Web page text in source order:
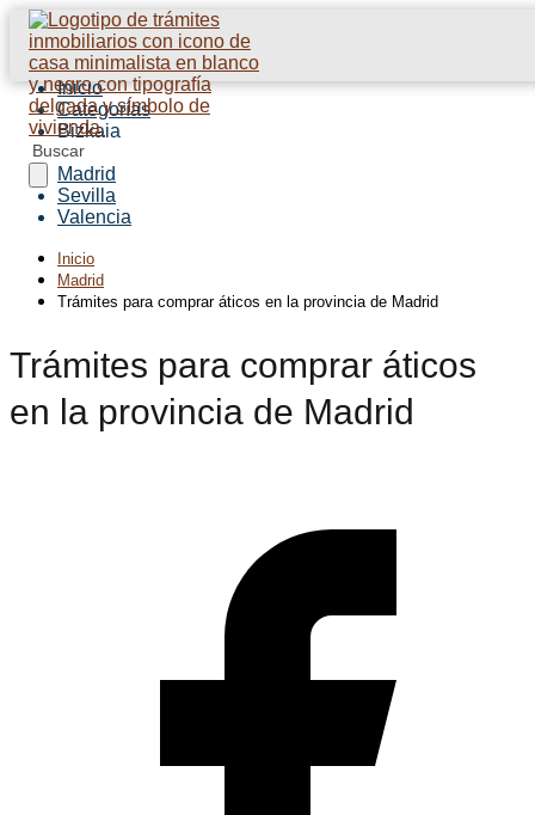
Inicio
Categorías
Bizkaia
Barcelona
Madrid
Sevilla
Valencia
Inicio
Madrid
Trámites para comprar áticos en la provincia de Madrid
Trámites para comprar áticos
en la provincia de Madrid